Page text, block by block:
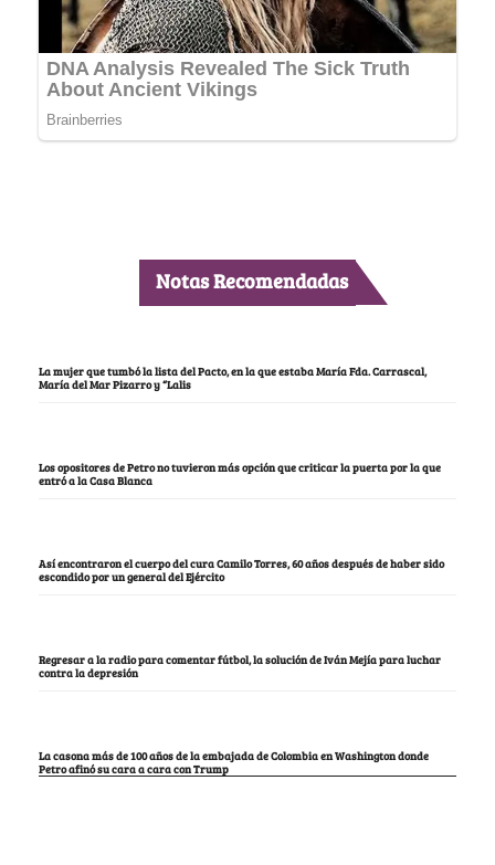
Notas Recomendadas
La mujer que tumbó la lista del Pacto, en la que estaba María Fda. Carrascal,
María del Mar Pizarro y “Lalis
Los opositores de Petro no tuvieron más opción que criticar la puerta por la que
entró a la Casa Blanca
Así encontraron el cuerpo del cura Camilo Torres, 60 años después de haber sido
escondido por un general del Ejército
Regresar a la radio para comentar fútbol, la solución de Iván Mejía para luchar
contra la depresión
La casona más de 100 años de la embajada de Colombia en Washington donde
Petro afinó su cara a cara con Trump